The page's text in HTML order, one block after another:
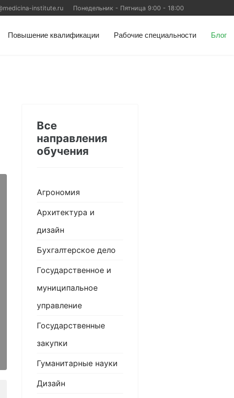
institute.ru Понедельник - Пятница 9:00 - 18:00
Повышение квалификации Рабочие специальности Блог
Все
направления
обучения
Агрономия
Архитектура и
дизайн
Бухгалтерское дело
Государственное и
муниципальное
управление
Государственные
закупки
Гуманитарные науки
Дизайн